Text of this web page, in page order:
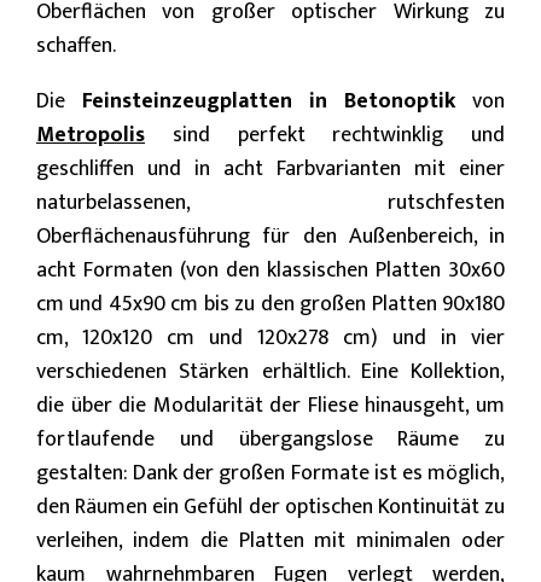
Oberflächen von großer optischer Wirkung zu
schaffen.
Die Feinsteinzeugplatten in Betonoptikvon
Metropolis sind perfekt rechtwinklig und
geschliffen und in acht Farbvarianten mit einer
naturbelassenen, rutschfesten
Oberflächenausführung für den Außenbereich, in
acht Formaten (von den klassischen Platten 30x60
cm und 45x90 cm bis zu den großen Platten 90x180
cm, 120x120 cm und 120x278 cm) und in vier
verschiedenen Stärken erhältlich. Eine Kollektion,
die über die Modularität der Fliese hinausgeht, um
fortlaufende und übergangslose Räume zu
gestalten: Dank der großen Formate ist es möglich,
den Räumen ein Gefühl der optischen Kontinuität zu
verleihen, indem die Platten mit minimalen oder
kaum wahrnehmbaren Fugen verlegt werden,